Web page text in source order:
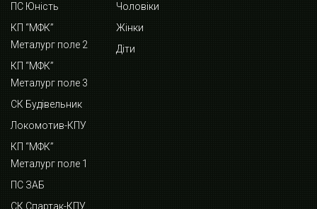
ПС Юність
КП “МФК”
Металург поле 2
КП “МФК”
Металург поле 3
СК Будівельник
Локомотив-КПУ
КП “МФК”
Металург поле 1
ПС ЗАБ
СК Спартак-КПУ
Чоловіки
Жінки
Діти